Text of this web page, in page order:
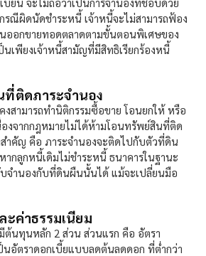
รณีผิดนัดชำระหนี้ เจ้าหนี้จะไม่สามารถฟ้อง
ออกขายทอดตลาดตามขั้นตอนพิเศษของ
เพียงเจ้าหนี้สามัญที่มีสิทธิเรียกร้องหนี้
ติดภาระจำนอง
สามารถทำนิติกรรมซื้อขาย โอนยกให้ หรือ
งจากกฎหมายไม่ได้ห้ามโอนทรัพย์สินที่ติด
ำคัญ คือ ภาระจำนองจะติดไปกับตัวที่ดิน
ากลูกหนี้เดิมไม่ชำระหนี้ ธนาคารในฐานะ
จำนองกับที่ดินผืนนั้นได้ แม้จะเปลี่ยนมือ
ะค่าธรรมเนียม
ต้นทุนหลัก 2 ส่วน ส่วนแรก คือ อัตรา
นอัตราดอกเบี้ยแบบลดต้นลดดอก ที่ต่ำกว่า